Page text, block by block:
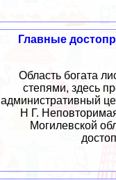
Главные
Область богата
степями, здесь
административный
Н Г.
Могилевской